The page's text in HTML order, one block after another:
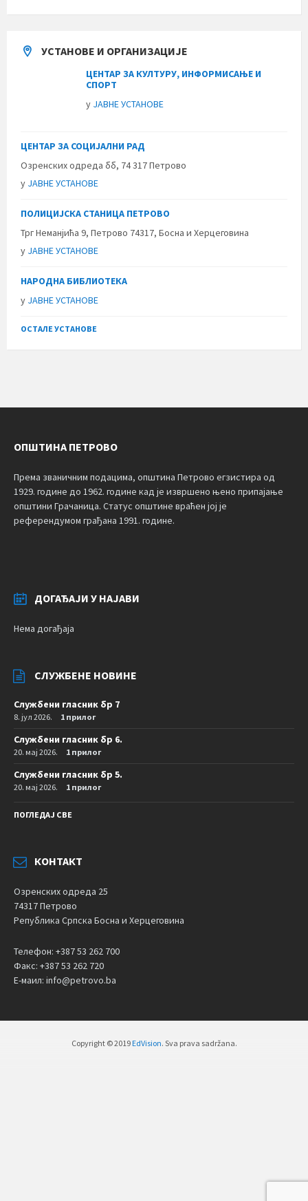
УСТАНОВЕ И ОРГАНИЗАЦИЈЕ
ЦЕНТАР ЗА КУЛТУРУ, ИНФОРМИСАЊЕ И
СПОРТ
у ЈАВНЕ УСТАНОВЕ
ЦЕНТАР ЗА СОЦИЈАЛНИ РАД
Озренских одреда бб, 74 317 Петрово
у ЈАВНЕ УСТАНОВЕ
ПОЛИЦИЈСКА СТАНИЦА ПЕТРОВО
Трг Неманјића 9, Петрово 74317, Босна и Херцеговина
у ЈАВНЕ УСТАНОВЕ
НАРОДНА БИБЛИОТЕКА
у ЈАВНЕ УСТАНОВЕ
ОСТАЛЕ УСТАНОВЕ
ОПШТИНА ПЕТРОВО
Према званичним подацима, општина Петрово егзистира од
1929. године до 1962. године кад је извршено њено припајање
општини Грачаница. Статус општине враћен јој је
референдумом грађана 1991. године.
ДОГАЂАЈИ У НАЈАВИ
Нема догађаја
СЛУЖБЕНЕ НОВИНЕ
Службени гласник бр 7
8. јул 2026. 1 прилог
Службени гласник бр 6.
20. мај 2026. 1 прилог
Службени гласник бр 5.
20. мај 2026. 1 прилог
ПОГЛЕДАЈ СВЕ
КОНТАКТ
Озренских одреда 25
74317 Петрово
Република Српска Босна и Херцеговина
Телефон: +387 53 262 700
Факс: +387 53 262 720
Е-маил: info@petrovo.ba
Copyright © 2019 EdVision. Sva prava sadržana.